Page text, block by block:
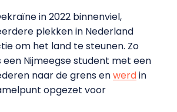
in 2022 binnenviel,
plekken in Nederland
om het land te steunen. Zo
Nijmeegse student met een
naar de grens enwerdin
opgezet voor